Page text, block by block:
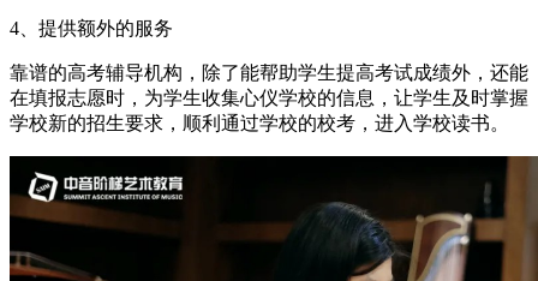
4、提供额外的服务
靠谱的高考辅导机构，除了能帮助学生提高考试成绩外，还能
在填报志愿时，为学生收集心仪学校的信息，让学生及时掌握
学校新的招生要求，顺利通过学校的校考，进入学校读书。